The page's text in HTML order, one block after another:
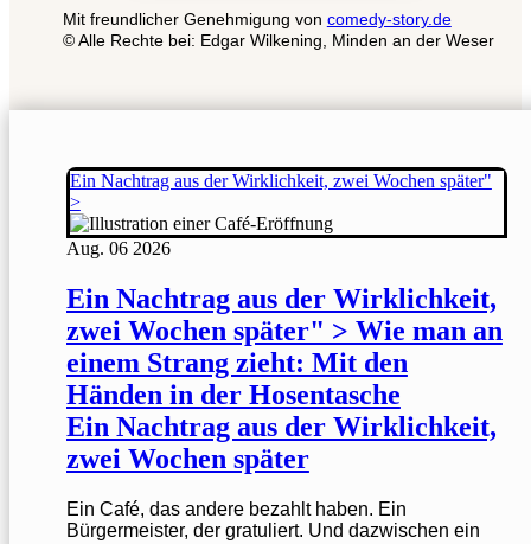
Mit freundlicher Genehmigung von comedy-story.de
© Alle Rechte bei: Edgar Wilkening, Minden an der Weser
Ein Nachtrag aus der Wirklichkeit, zwei Wochen später"
>
Aug. 06 2026
Ein Nachtrag aus der Wirklichkeit,
zwei Wochen später" > Wie man an
einem Strang zieht: Mit den
Händen in der Hosentasche
Ein Nachtrag aus der Wirklichkeit,
zwei Wochen später
Ein Café, das andere bezahlt haben. Ein
Bürgermeister, der gratuliert. Und dazwischen ein